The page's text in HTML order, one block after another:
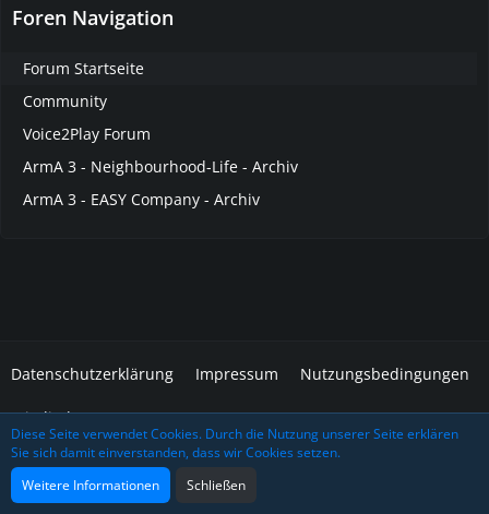
Foren Navigation
Forum Startseite
Community
Voice2Play Forum
ArmA 3 - Neighbourhood-Life - Archiv
ArmA 3 - EASY Company - Archiv
Datenschutzerklärung Impressum Nutzungsbedingungen
Mitglieder
Community-Software:WoltLab Suite™
Diese Seite verwendet Cookies. Durch die Nutzung unserer Seite erklären
Sie sich damit einverstanden, dass wir Cookies setzen.
Weitere Informationen
Schließen